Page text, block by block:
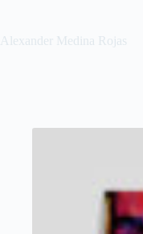
Alexander Medina Rojas